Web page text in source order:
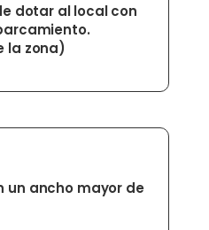
dotar al local con
la zona)
un ancho mayor de